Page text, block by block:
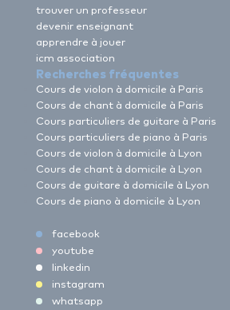
trouver un professeur
devenir enseignant
apprendre à jouer
icm association
Recherches fréquentes
Cours de violon à domicile à Paris
Cours de chant à domicile à Paris
Cours particuliers de guitare à Paris
Cours particuliers de piano à Paris
Cours de violon à domicile à Lyon
Cours de chant à domicile à Lyon
Cours de guitare à domicile à Lyon
Cours de piano à domicile à Lyon
facebook
youtube
linkedin
instagram
whatsapp